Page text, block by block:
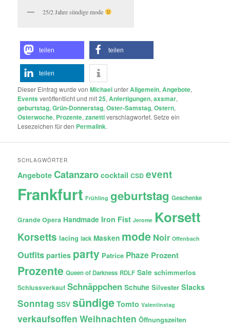
25/2 Jahre sündige mode
teilen teilen
teilen
Dieser Eintrag wurde vonMichaelunterAllgemein,Angebote,
Events veröffentlicht und mit25,Anfertigungen,axsmar,
geburtstag,Grün-Donnerstag,Oster-Samstag,Ostern,
Osterwoche, Prozente,zanettiverschlagwortet. Setze ein
Lesezeichen für den Permalink.
SCHLAGWÖRTER
Angebote Catanzaro cocktail CSD event
Frankfurt Frühling geburtstag Geschenke
Grande Opera Handmade Iron Fist Jerome Korsett
Korsetts lacing lack Masken mode Noir Offenbach
Outfits parties party Patrice Phaze Prozent
Prozente Queen of Darkness RDLF Sale schimmerlos
Schlussverkauf Schnäppchen Schuhe Silvester Slacks
Sonntag SSV sündige Tomto Valentinstag
verkaufsoffen Weihnachten Öffnungszeiten